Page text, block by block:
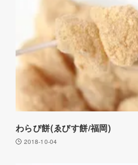
わらび餅(ゑびす餅/福岡)
2018-10-04